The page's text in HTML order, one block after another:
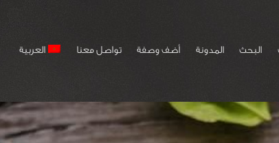
البحث المدونة أضف وصفة تواصل معنا العربية